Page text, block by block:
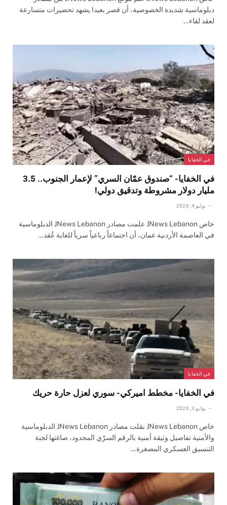
دبلوماسية شديدة الخصوصية، أن قصر بعبدا يشهد تحضيرات متسارعة
لعقد لقاء…
في الخفايا
في الخفايا- “صندوق عمّان السري” لإعمار الجنوب.. 3.5
مليار دولار مشروطة وتدقيق دولي!
يوليو 4, 2026
خاص JNews Lebanon علمت مصادر JNews Lebanon الدبلوماسية
في العاصمة الأردنية عمان، أن اجتماعاً رباعياً سرياً للغاية عُقد…
في الخفايا
في الخفايا- مخطط اميركي- سوري لعزل حارة حريك
يوليو 3, 2026
خاص JNews Lebanon نقلت مصادر JNews Lebanon الدبلوماسية
والأمنية تفاصيل وثيقة أمنية بالرقم السرّي المحدود، صاغتها لجنة
التنسيق العسكري المصغرة…